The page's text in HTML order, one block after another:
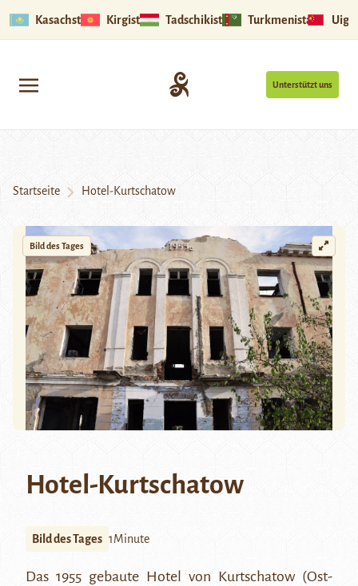
Kasachstan Kirgistan Tadschikistan Turkmenistan
Unterstützt uns
Startseite Hotel-Kurtschatow
Bild des Tages
Hotel-Kurtschatow
Bild des Tages 1Minute
Das 1955 gebaute Hotel von Kurtschatow(Ost-